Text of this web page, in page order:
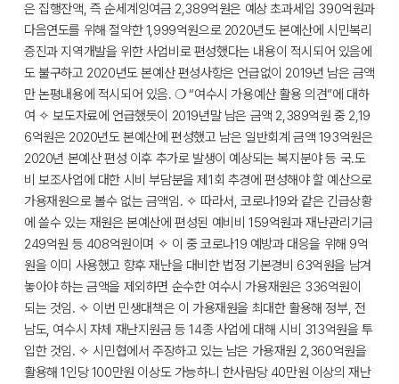
은 집행잔액, 즉 순세계잉여금 2,389억원은 예상 초과세입 390억원과
다음연도를 위해 절약한 1,999억원으로 2020년도 본예산에 시민복리
증진과 지역개발을 위한 사업비로 편성했다는 내용이 적시되어 있음에
도 불구하고 2020년도 본예산 편성사항은 언급없이 2019년 남은 금액
만 논평내용에 적시되어 있음. ❍ “여수시 가용예산 활용 의견”에 대하
여 ✧ 보도자료에 언급했듯이 2019년말 남은 금액 2,389억원 중 2,19
6억원은 2020년도 본예산에 편성했고 남은 일반회계 금액 193억원은
2020년 본예산 편성 이후 추가로 발생이 예상되는 복지분야 등 국.도
비 보조사업에 대한 시비 부담분을 제1회 추경에 편성해야 할 예산으로
가용재원으로 볼수 없는 금액임. ✧ 따라서, 코로나19와 같은 긴급상황
에 쓸수 있는 재원은 본예산에 편성된 예비비 159억원과 재난관리기금
249억원 등 408억원이며 ✧ 이 중 코로나19 예방과 대응을 위해 9억
원을 이미 사용했고 향후 재난을 대비한 법정 기본경비 63억원을 남겨
놓아야 하는 금액을 제외하면 순수한 여수시 가용재원은 336억원이
되는 것임. ✧ 이번 민생대책은 이 가용재원을 최대한 활용해 정부, 전
남도, 여수시 자체 재난지원금 등 14종 사업에 대해 시비 313억원을 투
입한 것임. ✧ 시민협에서 주장하고 있는 남은 가용재원 2,360억원을
활용해 1인당 100만원 이상도 가능하니 한사람당 40만원 이상의 재난